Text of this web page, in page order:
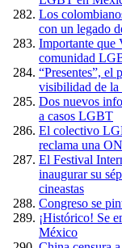
Los
con un legado
Importante que
comunidad
“Presentes”, el
visibilidad de la
Dos nuevos
a casos LGBT
El colectivo
reclama una
El Festival
inaugurar su
cineastas
Congreso se
¡Histórico! Se
México